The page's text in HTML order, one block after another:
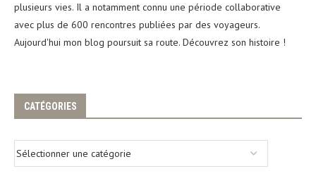
plusieurs vies. Il a notamment connu une période collaborative
avec plus de 600 rencontres publiées par des voyageurs.
Aujourd'hui mon blog poursuit sa route. Découvrez son histoire !
CATÉGORIES